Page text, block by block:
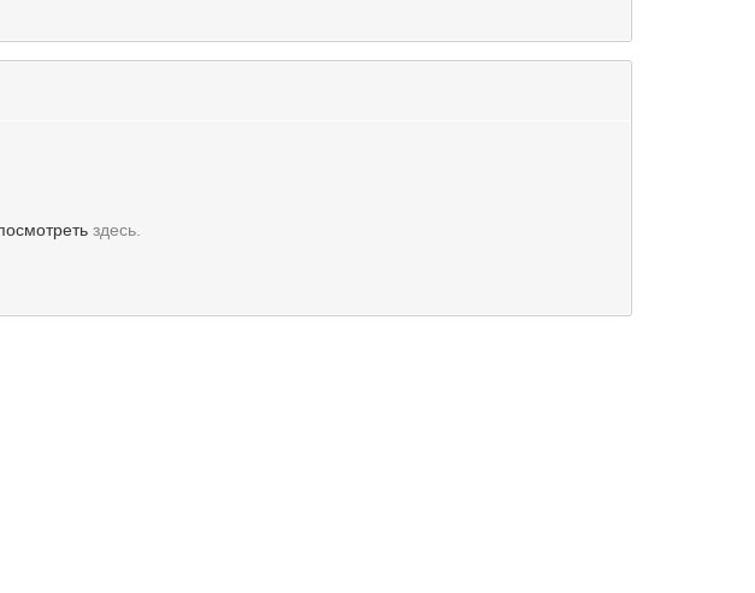
здесь.